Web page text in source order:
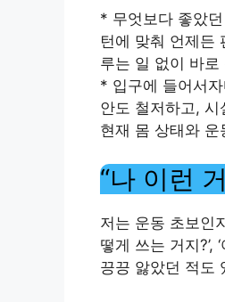
* 무엇보다 좋았
턴에 맞춰 언제든
루는 일 없이 바
* 입구에 들어서
안도 철저하고,
현재 몸 상태와
“나 이런
저는 운동 초보인
떻게 쓰는 거지?’,
끙끙 앓았던 적도